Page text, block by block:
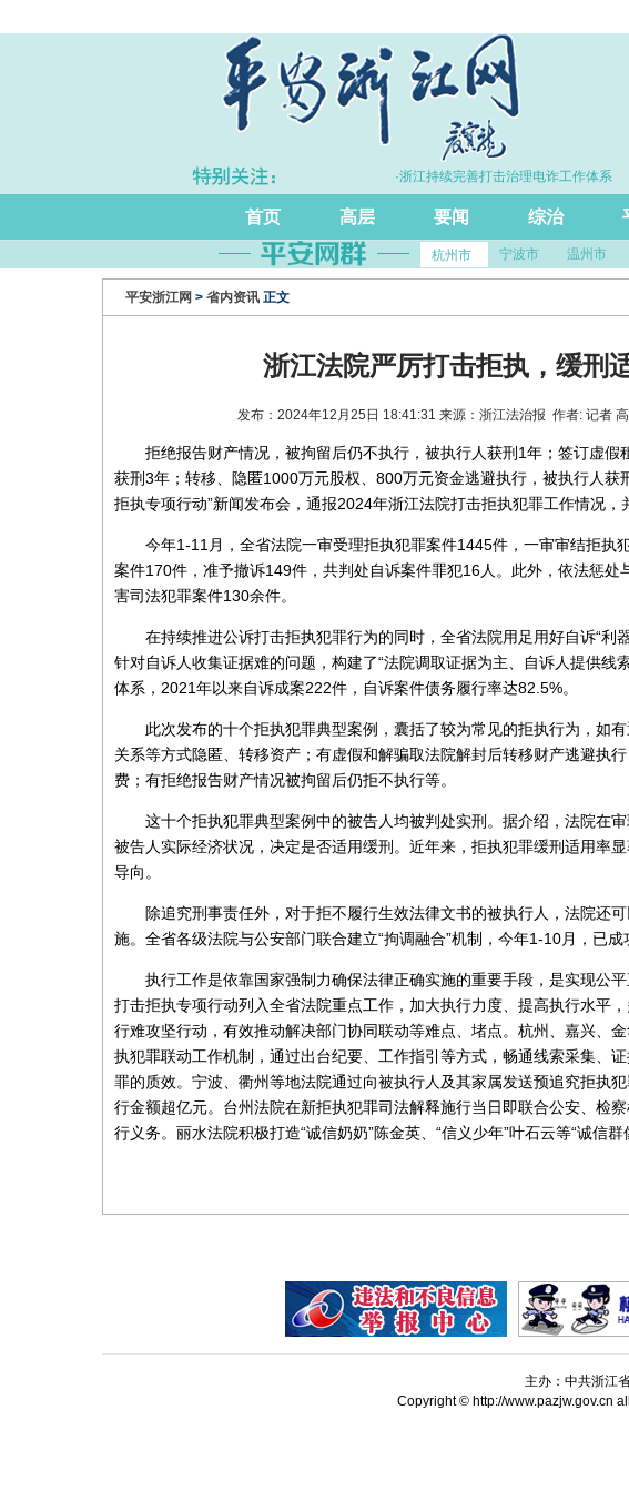
·上半年浙江GDP同比增长5.7% ·浙江持续完善打击治理电诈工作体系
首页 高层 要闻 综治
杭州市 宁波市 温州市
平安浙江网 > 省内资讯 正文
浙江法院严厉打击拒执，缓刑
发布：2024年12月25日 18:41:31 来源：浙江法治报 作者: 记者
拒绝报告财产情况，被拘留后仍不执行，被执行人获刑1年；签订虚假
获刑3年；转移、隐匿1000万元股权、800万元资金逃避执行，被执行人
拒执专项行动”新闻发布会，通报2024年浙江法院打击拒执犯罪工作情况，
今年1-11月，全省法院一审受理拒执犯罪案件1445件，一审审结拒执
案件170件，准予撤诉149件，共判处自诉案件罪犯16人。此外，依法惩
害司法犯罪案件130余件。
在持续推进公诉打击拒执犯罪行为的同时，全省法院用足用好自诉“利
针对自诉人收集证据难的问题，构建了“法院调取证据为主、自诉人提供线
体系，2021年以来自诉成案222件，自诉案件债务履行率达82.5%。
此次发布的十个拒执犯罪典型案例，囊括了较为常见的拒执行为，如
关系等方式隐匿、转移资产；有虚假和解骗取法院解封后转移财产逃避执
费；有拒绝报告财产情况被拘留后仍拒不执行等。
这十个拒执犯罪典型案例中的被告人均被判处实刑。据介绍，法院在
被告人实际经济状况，决定是否适用缓刑。近年来，拒执犯罪缓刑适用率
导向。
除追究刑事责任外，对于拒不履行生效法律文书的被执行人，法院还
施。全省各级法院与公安部门联合建立“拘调融合”机制，今年1-10月，已
执行工作是依靠国家强制力确保法律正确实施的重要手段，是实现公
打击拒执专项行动列入全省法院重点工作，加大执行力度、提高执行水平
行难攻坚行动，有效推动解决部门协同联动等难点、堵点。杭州、嘉兴、
执犯罪联动工作机制，通过出台纪要、工作指引等方式，畅通线索采集、
罪的质效。宁波、衢州等地法院通过向被执行人及其家属发送预追究拒执
行金额超亿元。台州法院在新拒执犯罪司法解释施行当日即联合公安、检
行义务。丽水法院积极打造“诚信奶奶”陈金英、“信义少年”叶石云等“诚信
主办：中共浙江
Copyright © http://www.pazjw.gov.cn